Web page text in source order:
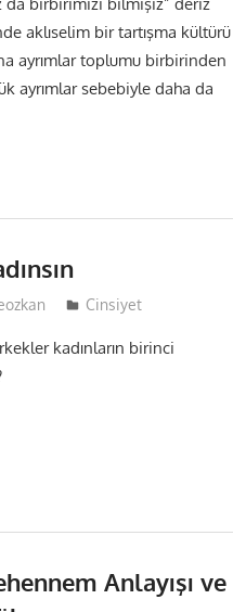
aklıselim bir tartışma kültürü
ayrımlar toplumu birbirinden
ayrımlar sebebiyle daha da
Cinsiyet
kadınların birinci
Anlayışı ve